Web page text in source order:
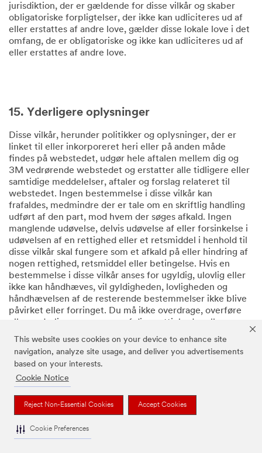
This website uses cookies on your device to enhance site
navigation, analyze site usage, and deliver you advertisements
based on your interests.
Cookie Notice
Reject Non-Essential Cookies Accept Cookies
Cookie Preferences
jurisdiktion, der er gældende for disse vilkår og skaber
obligatoriske forpligtelser, der ikke kan udliciteres ud af
eller erstattes af andre love, gælder disse lokale love i det
omfang, de er obligatoriske og ikke kan udliciteres ud af
eller erstattes af andre love.
15. Yderligere oplysninger
Disse vilkår, herunder politikker og oplysninger, der er
linket til eller inkorporeret heri eller på anden måde
findes på webstedet, udgør hele aftalen mellem dig og
3M vedrørende webstedet og erstatter alle tidligere eller
samtidige meddelelser, aftaler og forslag relateret til
webstedet. Ingen bestemmelse i disse vilkår kan
frafaldes, medmindre der er tale om en skriftlig handling
udført af den part, mod hvem der søges afkald. Ingen
manglende udøvelse, delvis udøvelse af eller forsinkelse i
udøvelsen af en rettighed eller et retsmiddel i henhold til
disse vilkår skal fungere som et afkald på eller hindring af
nogen rettighed, retsmiddel eller betingelse. Hvis en
bestemmelse i disse vilkår anses for ugyldig, ulovlig eller
ikke kan håndhæves, vil gyldigheden, lovligheden og
håndhævelsen af de resterende bestemmelser ikke blive
påvirket eller forringet. Du må ikke overdrage, overføre
eller underlicensere nogen af dine rettigheder eller
forpligtelser i henhold til disse vilkår uden vores
udtrykkelige forudgående skriftlige samtykke. Vi er ikke
ansvarlige for manglende opfyldelse af nogen forpligtelse
på grund af årsager uden for vores kontrol.
16. Kontakt os